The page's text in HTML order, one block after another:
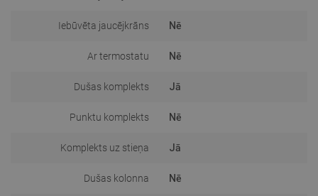
Iebūvēta jaucējkrāns Nē
Ar termostatu Nē
Dušas komplekts Jā
Punktu komplekts Nē
Komplekts uz stieņa Jā
Dušas kolonna Nē